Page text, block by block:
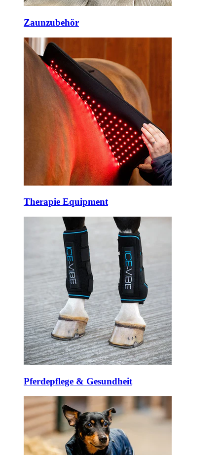
Zaunzubehör
Therapie Equipment
Pferdepflege & Gesundheit